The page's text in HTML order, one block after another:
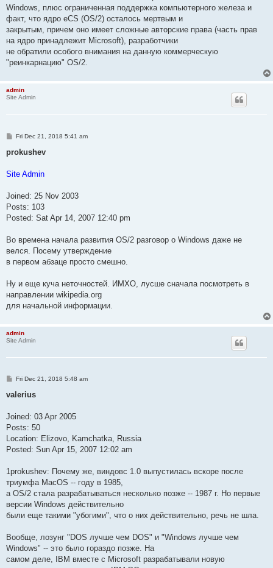
Windows, плюс ограниченная поддержка компьютерного железа и
факт, что ядро eCS (OS/2) осталось мертвым и
закрытым, причем оно имеет сложные авторские права (часть прав
на ядро принадлежит Microsoft), разработчики
не обратили особого внимания на данную коммерческую
"реинкарнацию" OS/2.
admin
Site Admin
P
s
Fri Dec 21, 2018 5:41 am
prokushev
Site Admin
Joined: 25 Nov 2003
Posts: 103
Posted: Sat Apr 14, 2007 12:40 pm
Во времена начала развития OS/2 разговор о Windows даже не
велся. Посему утверждение
в первом абзаце просто смешно.
Ну и еще куча неточностей. ИМХО, лусше сначала посмотреть в
направлении wikipedia.org
для начальной информации.
admin
Site Admin
P
s
Fri Dec 21, 2018 5:48 am
valerius
Joined: 03 Apr 2005
Posts: 50
Location: Elizovo, Kamchatka, Russia
Posted: Sun Apr 15, 2007 12:02 am
1prokushev: Почему же, виндовс 1.0 выпустилась вскоре после
триумфа MacOS -- году в 1985,
а OS/2 стала разрабатываться несколько позже -- 1987 г. Но первые
версии Windows действительно
были еще такими "убогими", что о них действительно, речь не шла.
Вообще, лозунг "DOS лучше чем DOS" и "Windows лучше чем
Windows" -- это было гораздо позже. На
самом деле, IBM вместе с Microsoft разрабатывали новую